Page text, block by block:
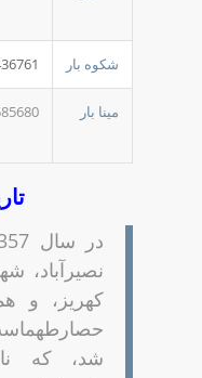
شکوه بار
مینا بار
نصیرآباد،
کهریز، و
شد، که